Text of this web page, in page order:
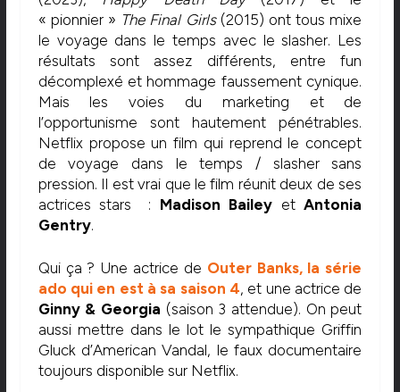
« pionnier » The Final Girls(2015) ont tous mixe
le voyage dans le temps avec le slasher. Les
résultats sont assez différents, entre fun
décomplexé et hommage faussement cynique.
Mais les voies du marketing et de
l’opportunisme sont hautement pénétrables.
Netflix propose un film qui reprend le concept
de voyage dans le temps / slasher sans
pression. Il est vrai que le film réunit deux de ses
actrices stars : Madison Bailey etAntonia
Gentry.
Qui ça ? Une actrice de Outer Banks, la série
ado qui en est à sa saison 4, et une actrice de
Ginny & Georgia (saison 3 attendue). On peut
aussi mettre dans le lot le sympathique Griffin
Gluck d’American Vandal, le faux documentaire
toujours disponible sur Netflix.